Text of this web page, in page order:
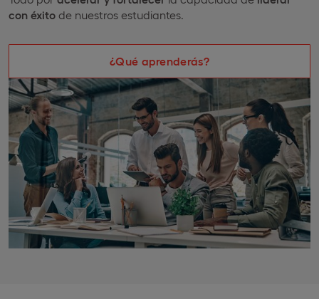
con éxito de nuestros estudiantes.
¿Qué aprenderás?